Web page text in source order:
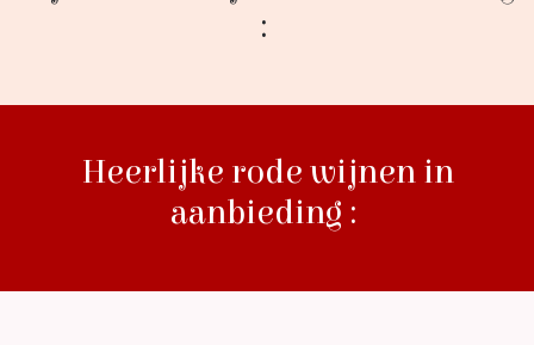
:
​Heerlijke rode wijnen in
aanbieding :